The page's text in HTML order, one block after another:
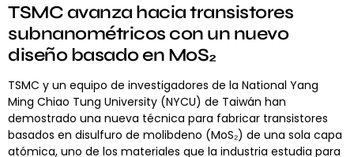
TSMC avanza hacia transistores
subnanométricos con un nuevo
diseño basado en MoS₂
TSMC y un equipo de investigadores de la National Yang
Ming Chiao Tung University (NYCU) de Taiwán han
demostrado una nueva técnica para fabricar transistores
basados en disulfuro de molibdeno (MoS₂) de una sola capa
atómica, uno de los materiales que la industria estudia para